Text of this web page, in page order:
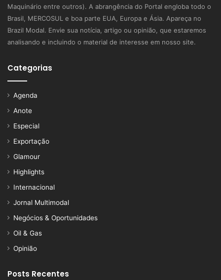
Maquinário entre outros). A abrangência do Portal engloba todo o
Brasil, MERCOSUL e boa parte EUA, Europa e Ásia. Apareça no
Brazil Modal. Envie sua notícia, artigo ou opinião, que estaremos
analisando e incluindo o material de interesse em nosso site.
Categorias
Agenda
Anote
Especial
Exportação
Glamour
Highlights
Internacional
Jornal Multimodal
Negócios & Oportunidades
Oil & Gas
Opinião
Posts Recentes